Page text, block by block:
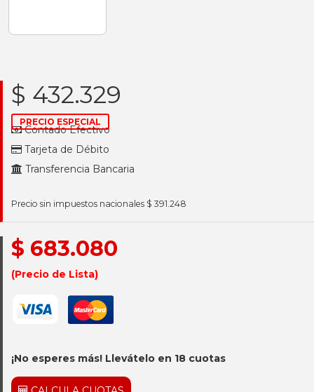
$ 432.329
PRECIO ESPECIAL
Contado Efectivo
Tarjeta de Débito
Transferencia Bancaria
Precio sin impuestos nacionales $ 391.248
$ 683.080
(Precio de Lista)
¡No esperes más! Llevátelo en 18 cuotas